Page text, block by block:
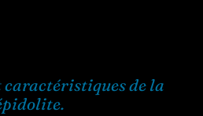
caractéristiques de la